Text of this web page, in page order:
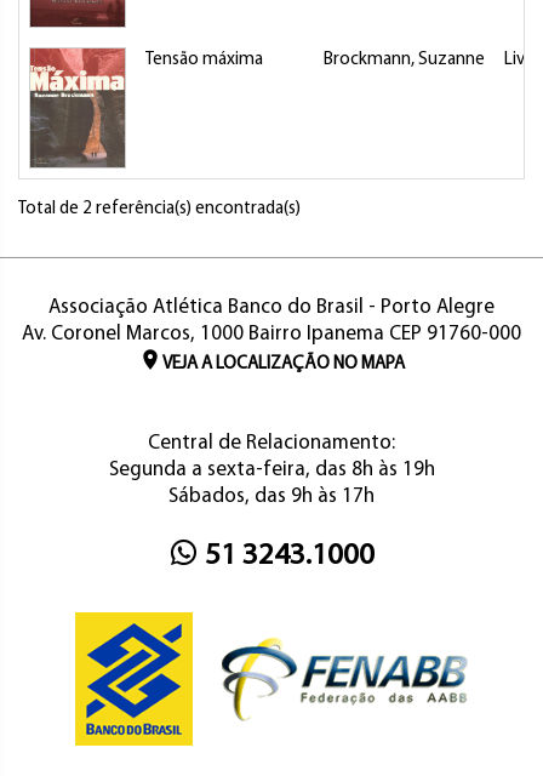
Tensão máxima Brockmann, Suzanne Livro
Total de 2 referência(s) encontrada(s)
Associação Atlética Banco do Brasil - Porto Alegre
Av. Coronel Marcos, 1000 Bairro Ipanema CEP 91760-000
VEJA A LOCALIZAÇÃO NO MAPA
Central de Relacionamento:
Segunda a sexta-feira, das 8h às 19h
Sábados, das 9h às 17h
51 3243.1000